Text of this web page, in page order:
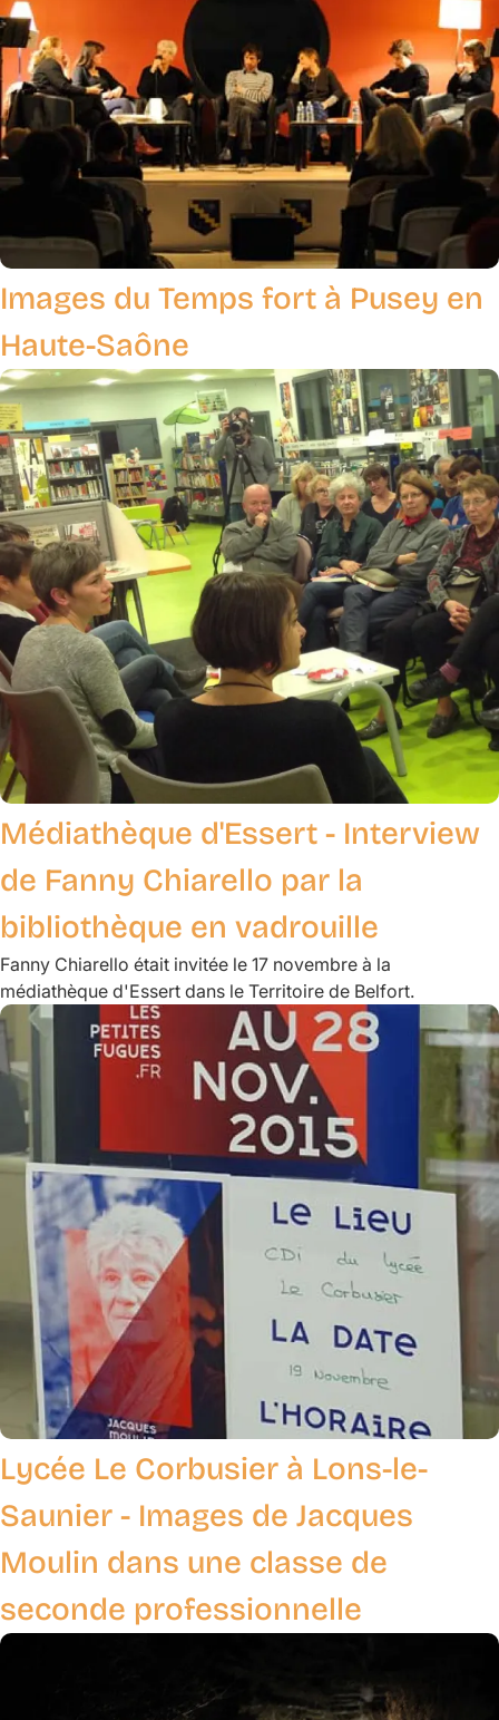
Images du Temps fort à Pusey en
Haute-Saône
Médiathèque d'Essert - Interview
de Fanny Chiarello par la
bibliothèque en vadrouille
Fanny Chiarello était invitée le 17 novembre à la
médiathèque d'Essert dans le Territoire de Belfort.
Lycée Le Corbusier à Lons-le-
Saunier - Images de Jacques
Moulin dans une classe de
seconde professionnelle